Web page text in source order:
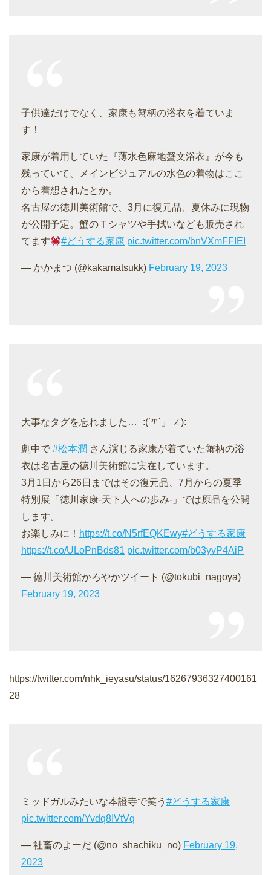
子供達だけでなく、家康も蟹柄の浴衣を着ていま
す！
家康が着用していた『薄水色麻地蟹文浴衣』が今も
残っていて、メインビジュアルの水色の着物はここ
から着想されたとか。
名古屋の徳川美術館で、3月に復元品、夏休みに現物
が公開予定。蟹のＴシャツや手拭いなども販売され
てます
#どうする家康 pic.twitter.com/bnVXmFFIEI
— かかまつ (@kakamatsukk) February 19, 2023
大事なタグを忘れました…_:(´ཀ`」 ∠):
劇中で #松本潤 さん演じる家康が着ていた蟹柄の浴
衣は名古屋の徳川美術館に実在しています。
3月1日から26日まではその復元品、7月からの夏季
特別展「徳川家康-天下人への歩み-」では原品を公開
します。
お楽しみに！ https://t.co/N5rfEQKEwy#どうする家康
https://t.co/ULoPnBds81 pic.twitter.com/b03yvP4AiP
— 徳川美術館かろやかツイート (@tokubi_nagoya)
February 19, 2023
https://twitter.com/nhk_ieyasu/status/16267936327400161
28
ミッドガルみたいな本證寺で笑う #どうする家康
pic.twitter.com/Yvdq8IVtVq
— 社畜のよーだ (@no_shachiku_no) February 19,
2023